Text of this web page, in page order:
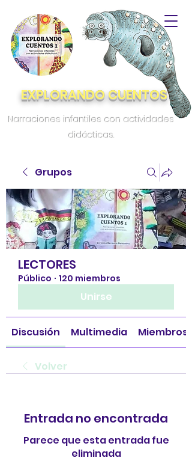
EXPLORANDO CUENTOS
Narraciones infantiles con actividades
didácticas.
Grupos
LECTORES
Público · 120 miembros
Unirse
Discusión Multimedia Miembros
Volver
Entrada no encontrada
Parece que esta entrada fue
eliminada